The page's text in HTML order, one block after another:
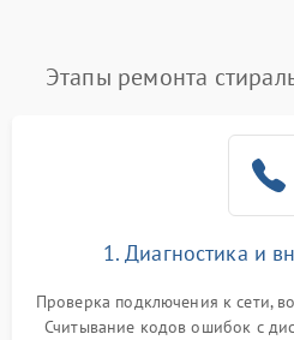
Замена платы управления
Этапы ремонта
1. Диагностика и
Проверка подключения к сети,
Считывание кодов ошибок с